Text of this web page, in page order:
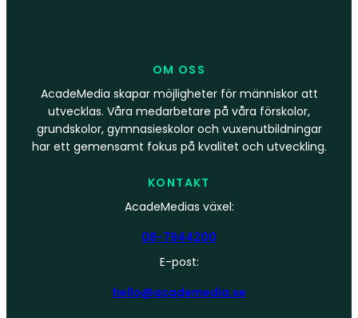
OM OSS
AcadeMedia skapar möjligheter för människor att
utvecklas. Våra medarbetare på våra förskolor,
grundskolor, gymnasieskolor och vuxenutbildningar
har ett gemensamt fokus på kvalitet och utveckling.
KONTAKT
AcadeMedias växel:
08-7944200
E-post:
hello@academedia.se